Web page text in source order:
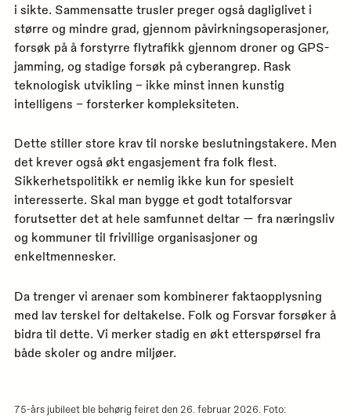
i sikte. Sammensatte trusler preger også dagliglivet i
større og mindre grad, gjennom påvirkningsoperasjoner,
forsøk på å forstyrre flytrafikk gjennom droner og GPS-
jamming, og stadige forsøk på cyberangrep. Rask
teknologisk utvikling – ikke minst innen kunstig
intelligens – forsterker kompleksiteten.
Dette stiller store krav til norske beslutningstakere. Men
det krever også økt engasjement fra folk flest.
Sikkerhetspolitikk er nemlig ikke kun for spesielt
interesserte. Skal man bygge et godt totalforsvar
forutsetter det at hele samfunnet deltar — fra næringsliv
og kommuner til frivillige organisasjoner og
enkeltmennesker.
Da trenger vi arenaer som kombinerer faktaopplysning
med lav terskel for deltakelse. Folk og Forsvar forsøker å
bidra til dette. Vi merker stadig en økt etterspørsel fra
både skoler og andre miljøer.
75-års jubileet ble behørig feiret den 26. februar 2026. Foto: